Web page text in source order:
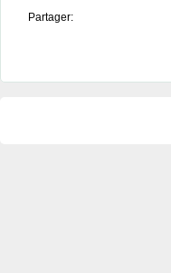
Partager: